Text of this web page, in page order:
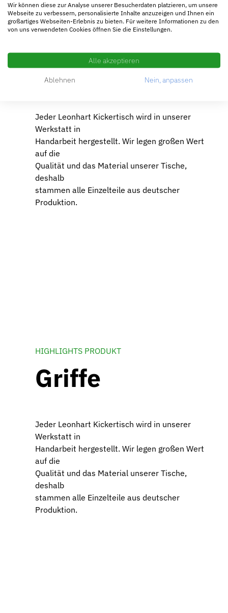
HIGHLIGHTS PRODUKT
Individuelle
Farbwahl
Jeder Leonhart Kickertisch wird in unserer
Werkstatt in
Handarbeit hergestellt. Wir legen großen Wert
auf die
Qualität und das Material unserer Tische,
deshalb
stammen alle Einzelteile aus deutscher
Produktion.
HIGHLIGHTS PRODUKT
Griffe
Jeder Leonhart Kickertisch wird in unserer
Werkstatt in
Handarbeit hergestellt. Wir legen großen Wert
auf die
Qualität und das Material unserer Tische,
deshalb
stammen alle Einzelteile aus deutscher
Produktion.
Wir können diese zur Analyse unserer Besucherdaten platzieren, um unsere
Webseite zu verbessern, personalisierte Inhalte anzuzeigen und Ihnen ein
großartiges Webseiten-Erlebnis zu bieten. Für weitere Informationen zu den
von uns verwendeten Cookies öffnen Sie die Einstellungen.
Alle akzeptieren
Ablehnen Nein, anpassen